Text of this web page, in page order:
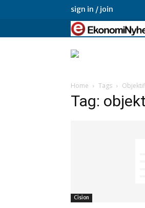
sign in / join
Home Tags
Tag:
Cision